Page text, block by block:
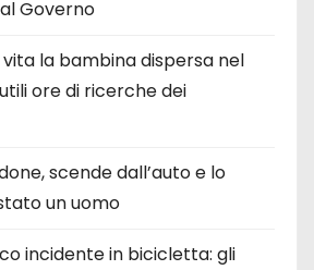
Governo
la bambina dispersa nel
ore di ricerche dei
scende dall’auto e lo
un uomo
incidente in bicicletta: gli